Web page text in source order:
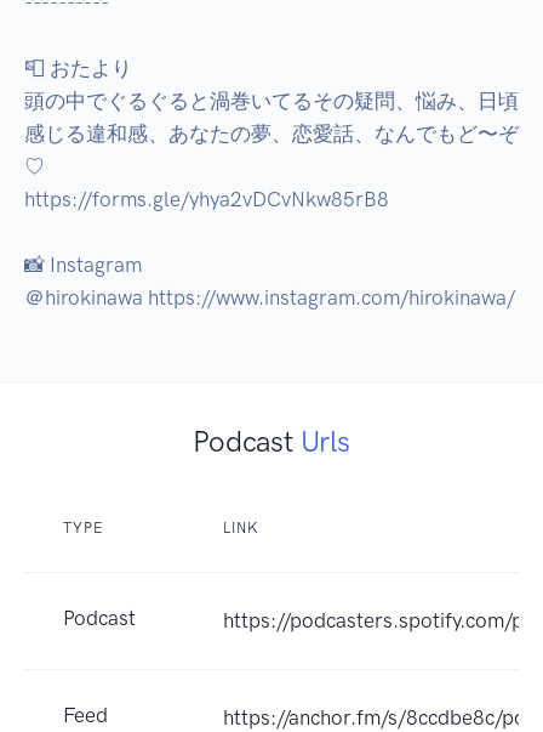
📮 おたより
頭の中でぐるぐると渦巻いてるその疑問、悩み、日頃
感じる違和感、あなたの夢、恋愛話、なんでもど〜ぞ
♡
https://forms.gle/yhya2vDCvNkw85rB8
📸 Instagram
＠hirokinawa https://www.instagram.com/hirokinawa/
Podcast Urls
TYPE LINK
Podcast https://podcasters.spotify.com/
Feed https://anchor.fm/s/8ccdbe8c/